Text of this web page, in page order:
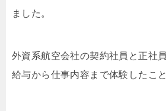
ました。
外資系航空会社の契約社員と正社
給与から仕事内容まで体験したこ